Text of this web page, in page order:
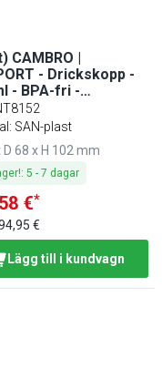
CAMBRO |
- Drickskopp -
- BPA-fri -
SAN-plast
D 68 x H 102 mm
:5 -7 dagar
€*
€
Lägg till i kundvagn